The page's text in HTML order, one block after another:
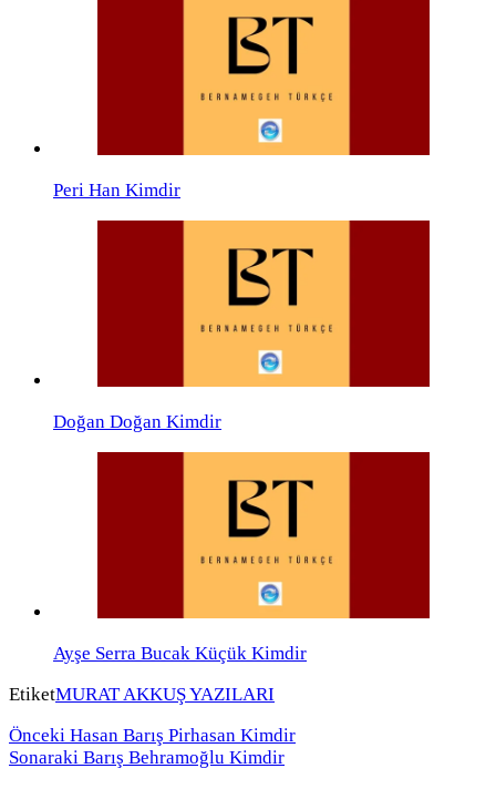
Peri Han Kimdir
Doğan Doğan Kimdir
Ayşe Serra Bucak Küçük Kimdir
EtiketMURAT AKKUŞ YAZILARI
Önceki Hasan Barış Pirhasan Kimdir
Sonaraki Barış Behramoğlu Kimdir